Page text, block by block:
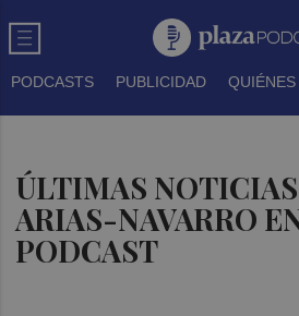
PODCASTS PUBLICIDAD
ÚLTIMAS
ARIAS-NAVARRO
PODCAST